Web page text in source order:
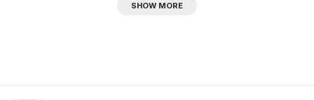
SHOW MORE